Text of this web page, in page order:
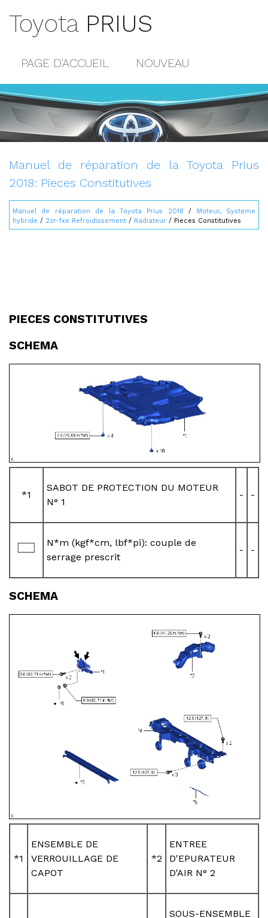
Toyota PRIUS
PAGE D'ACCUEIL NOUVEAU
POPULAIRE
CONTACTS
Manuel de réparation de la Toyota Prius
2018: Pieces Constitutives
Manuel de réparation de la Toyota Prius 2018 /
Moteur, Systeme
hybride / 2zr-fxe Refroidissement / Radiateur / Pieces Constitutives
PIECES CONSTITUTIVES
SCHEMA
*1
SABOT DE PROTECTION DU MOTEUR
N° 1
- -
N*m (kgf*cm, lbf*pi): couple de
serrage prescrit
- -
SCHEMA
*1
ENSEMBLE DE
VERROUILLAGE DE
CAPOT
*2
ENTREE
D'EPURATEUR
D'AIR N° 2
SOUS-ENSEMBLE